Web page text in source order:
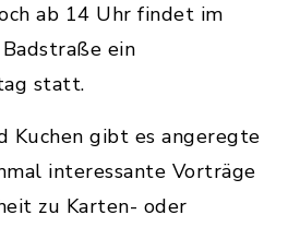
ab 14 Uhr findet im
ein
statt.
Kuchen gibt es angeregte
interessante Vorträge
zu Karten- oder